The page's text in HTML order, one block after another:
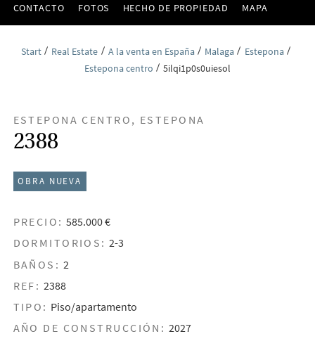
CONTACTO FOTOS HECHO DE PROPIEDAD MAPA
Start Real Estate A la venta en España Malaga
Estepona
Estepona centro
5ilqi1p0s0uiesol
ESTEPONA CENTRO, ESTEPONA
2388
OBRA NUEVA
PRECIO: 585.000 €
DORMITORIOS: 2-3
BAÑOS: 2
REF: 2388
TIPO: Piso/apartamento
AÑO DE CONSTRUCCIÓN: 2027